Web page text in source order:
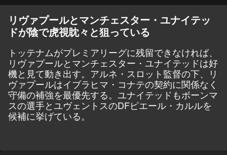
リヴァプールとマンチェスター・ユナイテッ
ドが陰で虎視眈々と狙っている
トッテナムがプレミアリーグに残留できなければ、
リヴァプールとマンチェスター・ユナイテッドは好
機と見て動き出す。アルネ・スロット監督の下、リ
ヴァプールはイブラヒマ・コナテの契約に関係なく
守備の補強を最優先する。ユナイテッドもボーンマ
スの選手とユヴェントスのDFピエール・カルルを
候補に挙げている。